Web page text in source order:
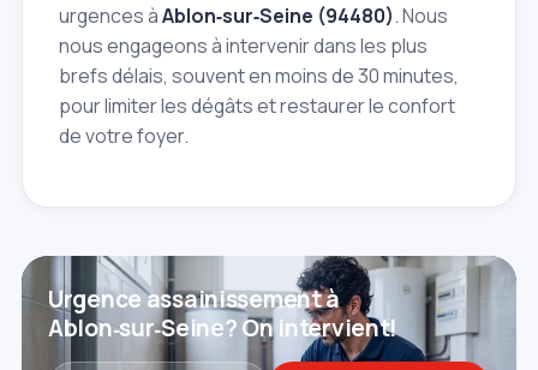
urgences àAblon‑sur‑Seine (94480). Nous
nous engageons à intervenir dans les plus
brefs délais, souvent en moins de 30 minutes,
pour limiter les dégâts et restaurer le confort
de votre foyer.
Urgence assainissement à
Ablon‑sur‑Seine? On intervient!